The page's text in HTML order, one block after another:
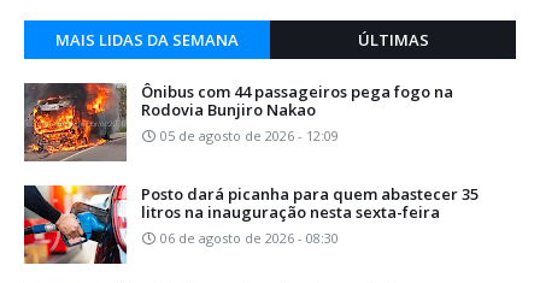
MAIS LIDAS DA SEMANA ÚLTIMAS
Ônibus com 44 passageiros pega fogo na
Rodovia Bunjiro Nakao
05 de agosto de 2026 - 12:09
Posto dará picanha para quem abastecer 35
litros na inauguração nesta sexta-feira
06 de agosto de 2026 - 08:30